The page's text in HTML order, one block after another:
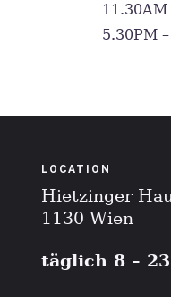
5.30PM
LOCATION
Hietzinger
1130 Wien
täglich 8 –